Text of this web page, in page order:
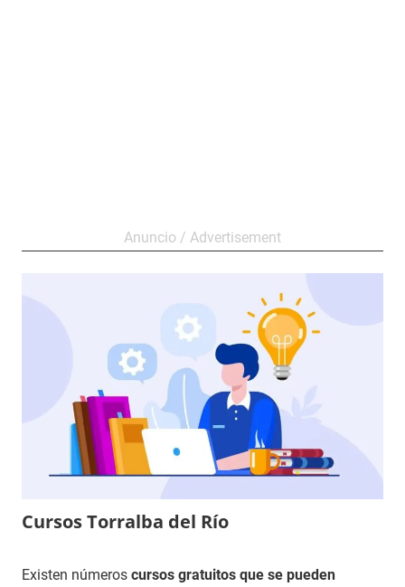
Cursos Torralba del Río
4
Maria
Cursos
Existen números cursos gratuitos que se pueden